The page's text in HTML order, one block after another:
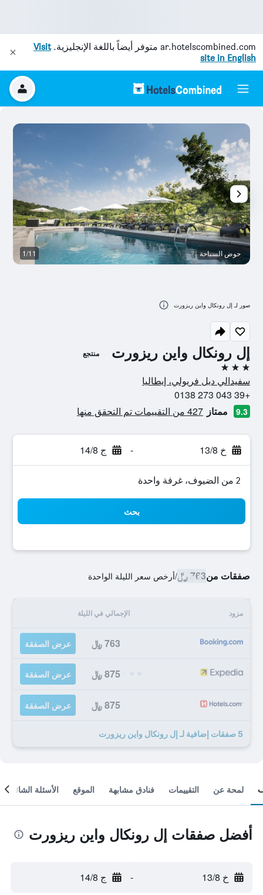
ar.hotelscombined.com متوفر أيضاً باللغة الإنجليزية.Visit
site in English
إل رونكال واين ريزورت منتجع
3 نجوم
سفيدالي ديل فريولي، إيطاليا
+39 043 273 0138
9.3 ممتاز 427 من التقييمات تم التحقق منها
خ 13/8 - ج 14/8
2 من الضيوف، غرفة واحدة
بحث
صفقات من763 ﷼ /أرخص سعر الليلة الواحدة
مزود الإجمالي في الليلة
763 ﷼ عرض الصفقة
875 ﷼ عرض الصفقة
875 ﷼ عرض الصفقة
5 صفقات إضافية لـ إل رونكال واين ريزورت
حوض السباحة 1/11
صور لـ إل رونكال واين ريزورت
لمحة عن التقييمات فنادق مشابهة الموقع الأسئلة الشائعة
أفضل صفقات إل رونكال واين ريزورت
خ 13/8 - ج 14/8